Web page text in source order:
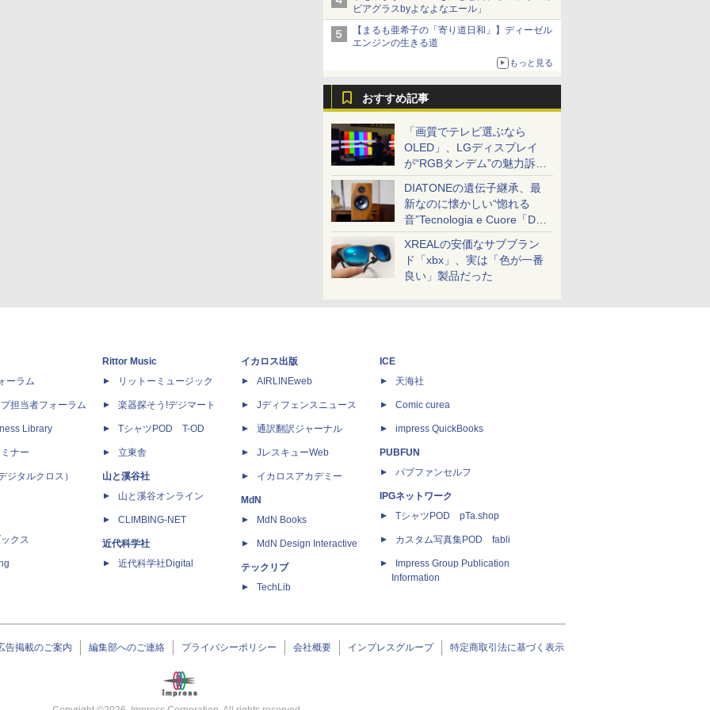
ビアグラスbyよなよなエール」
【まるも亜希子の「寄り道日和」】ディーゼル
エンジンの生きる道
もっと見る
おすすめ記事
「画質でテレビ選ぶなら
OLED」、LGディスプレイ
が“RGBタンデム”の魅力訴
求。液晶とのガチ比較も
DIATONEの遺伝子継承、最
新なのに懐かしい“惚れる
音”Tecnologia e Cuore「DS-
TC52B」を聴く
XREALの安価なサブブラン
ド「xbx」、実は「色が一番
良い」製品だった
ーラム
担当者フォーラム
Library
ナー
ジタルクロス）
クス
Rittor Music
リットーミュージック
楽器探そう!デジマート
TシャツPOD T-OD
立東舎
山と溪谷社
山と溪谷オンライン
CLIMBING-NET
近代科学社
近代科学社Digital
イカロス出版
AIRLINEweb
Jディフェンスニュース
通訳翻訳ジャーナル
JレスキューWeb
イカロスアカデミー
MdN
MdN Books
MdN Design Interactive
テックリブ
TechLib
ICE
天海社
Comic curea
impress QuickBooks
PUBFUN
パブファンセルフ
IPGネットワーク
TシャツPOD pTa.shop
カスタム写真集POD fabli
Impress Group Publication
Information
告掲載のご案内 編集部へのご連絡 プライバシーポリシー 会社概要 インプレスグループ 特定商取引法に基づく表示